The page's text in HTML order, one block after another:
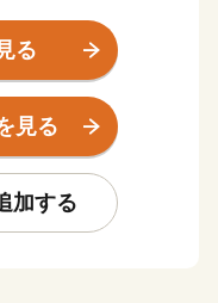
たが、現在は、トヨ
を牽引する自動車産
ホールディングス傘
る多くの事業を展開
ークタウンムスブ宮
る
見る
加する